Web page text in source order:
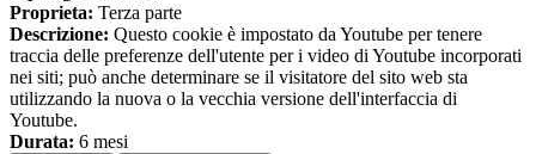
Proprieta: Terza parte
Descrizione: Questo cookie è impostato da Youtube per tenere
traccia delle preferenze dell'utente per i video di Youtube incorporati
nei siti; può anche determinare se il visitatore del sito web sta
utilizzando la nuova o la vecchia versione dell'interfaccia di
Youtube.
Durata: 6 mesi